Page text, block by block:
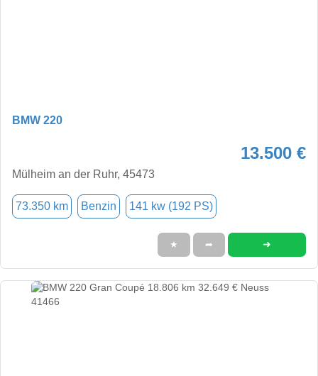
BMW 220
13.500 €
Mülheim an der Ruhr, 45473
73.350 km Benzin 141 kw (192 PS)
★ ➦ ➜